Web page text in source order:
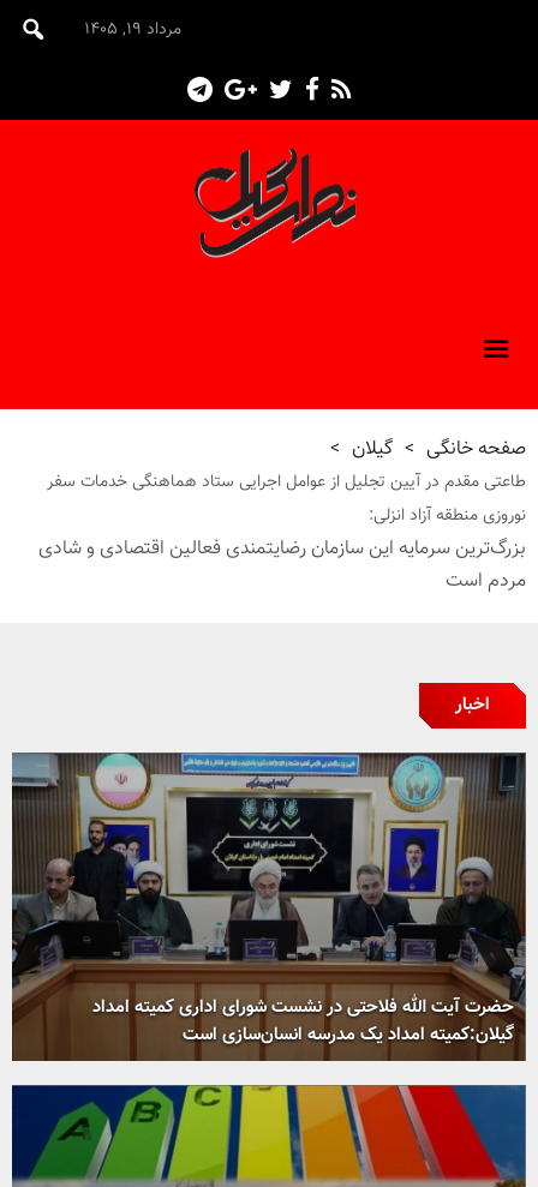
مرداد ۱۹, ۱۴۰۵
صفحه خانگی > گیلان >
طاعتی مقدم در آیین تجلیل از عوامل اجرایی ستاد هماهنگی خدمات سفر
نوروزی منطقه آزاد انزلی:
بزرگ‌ترین سرمایه این سازمان رضایتمندی فعالین اقتصادی و شادی
مردم است
اخبار
حضرت آیت الله فلاحتی در نشست شورای اداری کمیته امداد
گیلان:کمیته امداد یک مدرسه انسان‌سازی است